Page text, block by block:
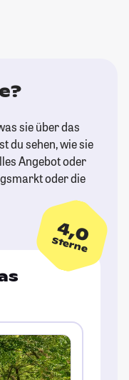
sie über das
du sehen, wie sie
Angebot oder
oder die
4,0
Sterne